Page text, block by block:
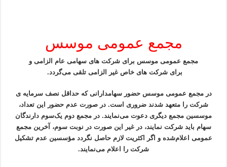
مجمع عمومی موسس
مجمع عمومی موسس برای شرکت های سهامی عام الزامی و
برای شرکت های خاص غیر الزامی تلقی می‌گردد.
در مجمع عمومی موسس حضور سهامدارانی که حداقل نصف سرمایه ی
شرکت را متعهد شدند ضروری است. در صورت عدم حضور این تعداد،
موسسین مجمع دیگری دعوت می‌نمایند. در مجمع دوم یک‌سوم دارندگان
سهام باید شرکت نمایند، در غیر این صورت در نوبت سوم، آخرین مجمع
عمومی اعلام‌شده و اگر اکثریت لازم حاصل نگردد مؤسسین عدم تشکیل
شرکت را اعلام می‌نمایند.